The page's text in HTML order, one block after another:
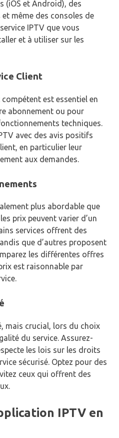
(iOS et Android), des
même des consoles de
IPTV que vous
et à utiliser sur les
Client
est essentiel en
abonnement ou pour
techniques.
avec des avis positifs
en particulier leur
aux demandes.
plus abordable que
prix peuvent varier d’un
services offrent des
que d’autres proposent
les différentes offres
est raisonnable par
mais crucial, lors du choix
du service. Assurez-
les lois sur les droits
sécurisé. Optez pour des
ceux qui offrent des
IPTV en